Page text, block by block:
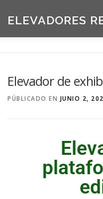
ELEVADORES
Elevador de
PÚBLICADO EN JUNIO 2,